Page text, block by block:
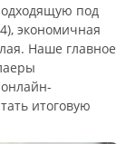
под
экономичная
Наше главное
итоговую